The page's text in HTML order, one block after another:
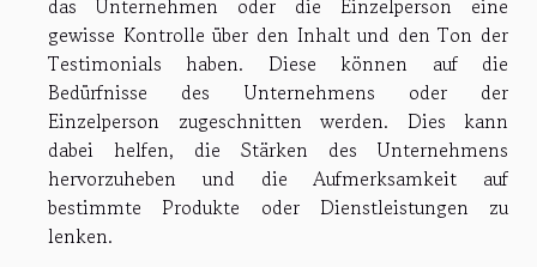
das Unternehmen oder die Einzelperson eine
gewisse Kontrolle über den Inhalt und den Ton der
Testimonials haben. Diese können auf die
Bedürfnisse des Unternehmens oder der
Einzelperson zugeschnitten werden. Dies kann
dabei helfen, die Stärken des Unternehmens
hervorzuheben und die Aufmerksamkeit auf
bestimmte Produkte oder Dienstleistungen zu
lenken.